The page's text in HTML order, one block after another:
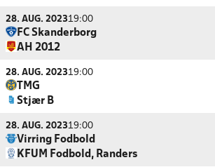
28. AUG. 202319:00
FC Skanderborg
AH 2012
28. AUG. 202319:00
TMG
Stjær B
28. AUG. 202319:00
Virring Fodbold
KFUM Fodbold, Randers